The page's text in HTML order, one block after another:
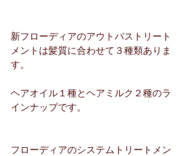
新フローディアのアウトバストリート
メントは髪質に合わせて３種類ありま
す。
ヘアオイル１種とヘアミルク２種のラ
インナップです。
フローディアのシステムトリートメン